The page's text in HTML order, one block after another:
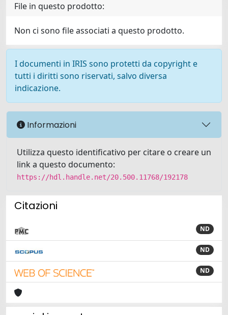
File in questo prodotto:
Non ci sono file associati a questo prodotto.
I documenti in IRIS sono protetti da copyright e
tutti i diritti sono riservati, salvo diversa
indicazione.
Informazioni
Utilizza questo identificativo per citare o creare un
link a questo documento:
https://hdl.handle.net/20.500.11768/192178
Citazioni
ND
ND
ND